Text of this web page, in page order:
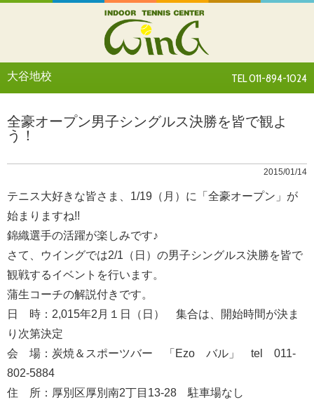
大谷地校 TEL 011-894-1024
全豪オープン男子シングルス決勝を皆で観よ
う！
2015/01/14
テニス大好きな皆さま、1/19（月）に「全豪オープン」が
始まりますね!!
錦織選手の活躍が楽しみです♪
さて、ウイングでは2/1（日）の男子シングルス決勝を皆で
観戦するイベントを行います。
蒲生コーチの解説付きです。
日 時：2,015年2月１日（日） 集合は、開始時間が決ま
り次第決定
会 場：炭焼＆スポーツバー 「Ezo バル」 tel 011-
802-5884
住 所：厚別区厚別南2丁目13-28 駐車場なし